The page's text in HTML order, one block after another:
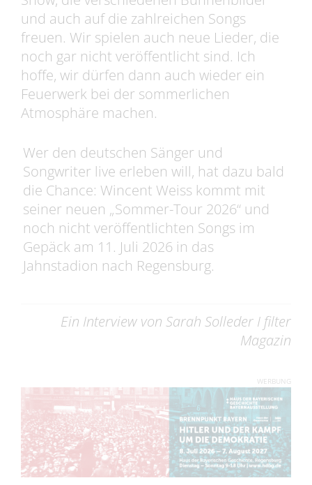
und auch auf die zahlreichen Songs
freuen. Wir spielen auch neue Lieder, die
noch gar nicht veröffentlicht sind. Ich
hoffe, wir dürfen dann auch wieder ein
Feuerwerk bei der sommerlichen
Atmosphäre machen.
Wer den deutschen Sänger und
Songwriter live erleben will, hat dazu bald
die Chance: Wincent Weiss kommt mit
seiner neuen „Sommer-Tour 2026“ und
noch nicht veröffentlichten Songs im
Gepäck am 11. Juli 2026 in das
Jahnstadion nach Regensburg.
Ein Interview von Sarah Solleder I filter
Magazin
WERBUNG